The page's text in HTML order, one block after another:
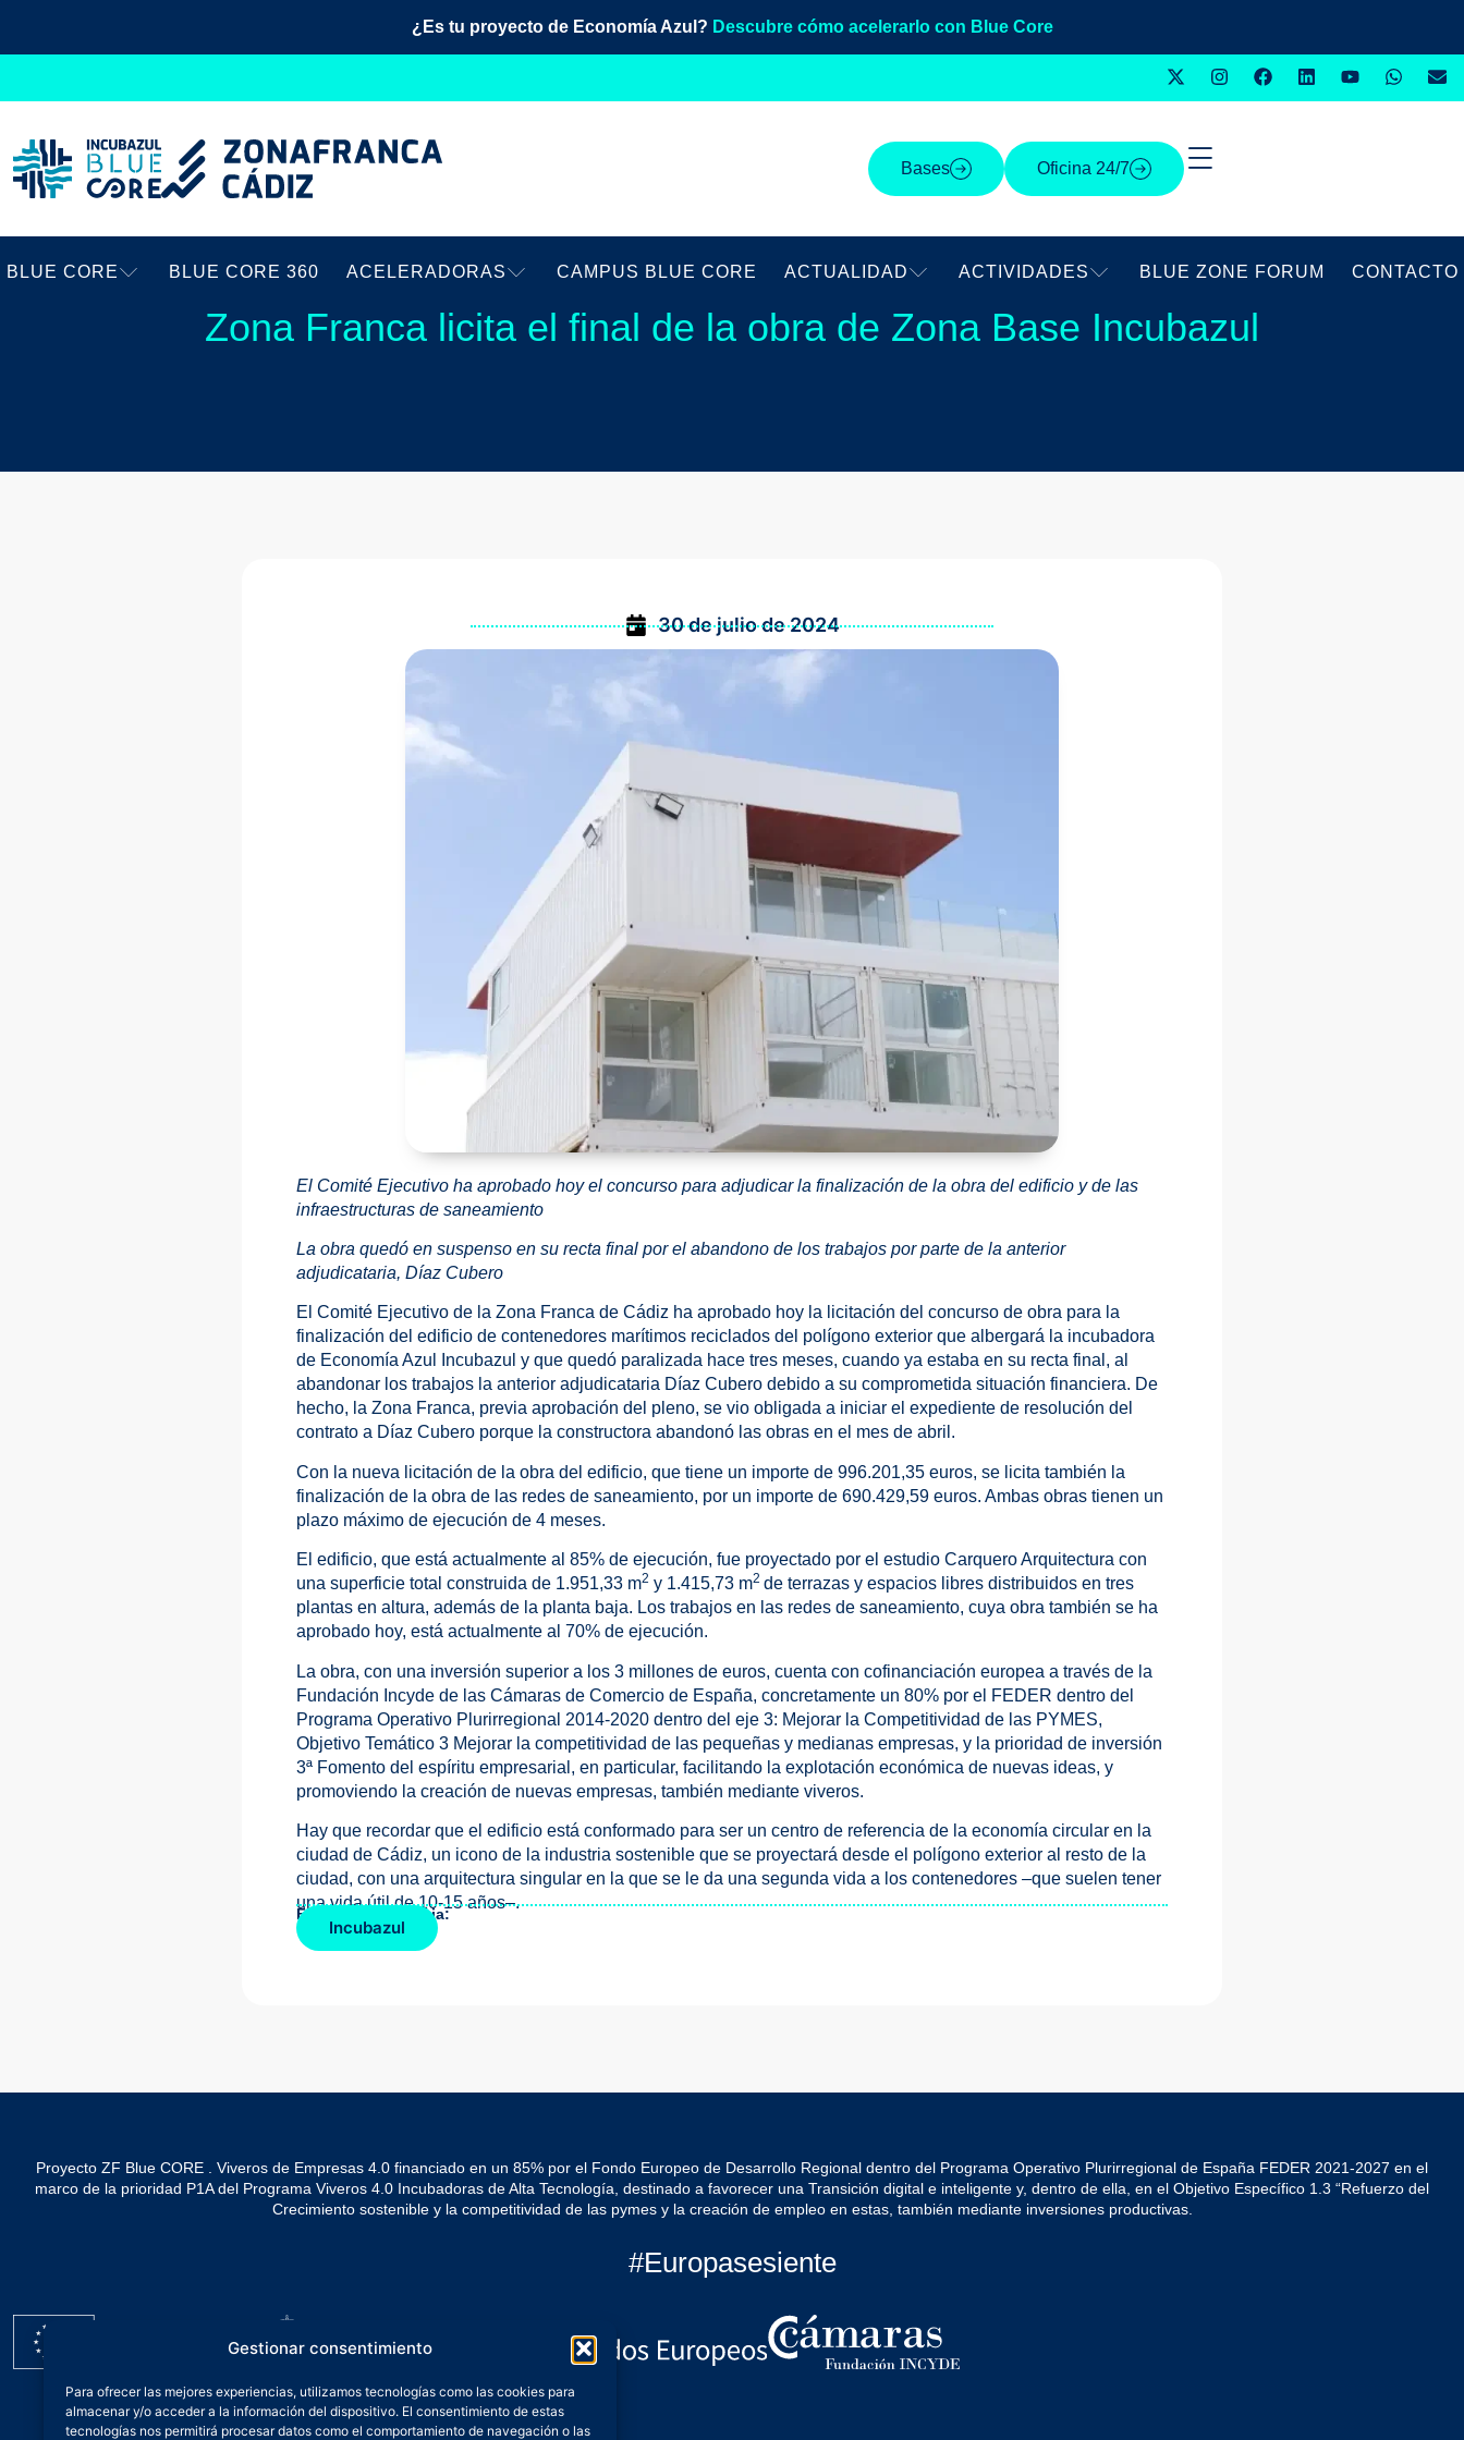
Gestionar consentimiento
Para ofrecer las mejores experiencias, utilizamos tecnologías como las cookies para
almacenar y/o acceder a la información del dispositivo. El consentimiento de estas
tecnologías nos permitirá procesar datos como el comportamiento de navegación o las
¿Es tu proyecto de Economía Azul? Descubre cómo acelerarlo con Blue Core
Bases Oficina 24/7
BLUE CORE BLUE CORE 360 ACELERADORAS CAMPUS BLUE CORE ACTUALIDAD ACTIVIDADES BLUE ZONE FORUM CONTACTO
Zona Franca licita el final de la obra de Zona Base Incubazul
30 de julio de 2024
El Comité Ejecutivo ha aprobado hoy el concurso para adjudicar la finalización de la obra del edificio y de las
infraestructuras de saneamiento
La obra quedó en suspenso en su recta final por el abandono de los trabajos por parte de la anterior
adjudicataria, Díaz Cubero
El Comité Ejecutivo de la Zona Franca de Cádiz ha aprobado hoy la licitación del concurso de obra para la
finalización del edificio de contenedores marítimos reciclados del polígono exterior que albergará la incubadora
de Economía Azul Incubazul y que quedó paralizada hace tres meses, cuando ya estaba en su recta final, al
abandonar los trabajos la anterior adjudicataria Díaz Cubero debido a su comprometida situación financiera. De
hecho, la Zona Franca, previa aprobación del pleno, se vio obligada a iniciar el expediente de resolución del
contrato a Díaz Cubero porque la constructora abandonó las obras en el mes de abril.
Con la nueva licitación de la obra del edificio, que tiene un importe de 996.201,35 euros, se licita también la
finalización de la obra de las redes de saneamiento, por un importe de 690.429,59 euros. Ambas obras tienen un
plazo máximo de ejecución de 4 meses.
El edificio, que está actualmente al 85% de ejecución, fue proyectado por el estudio Carquero Arquitectura con
una superficie total construida de 1.951,33 m2 y 1.415,73 m2 de terrazas y espacios libres distribuidos en tres
plantas en altura, además de la planta baja. Los trabajos en las redes de saneamiento, cuya obra también se ha
aprobado hoy, está actualmente al 70% de ejecución.
La obra, con una inversión superior a los 3 millones de euros, cuenta con cofinanciación europea a través de la
Fundación Incyde de las Cámaras de Comercio de España, concretamente un 80% por el FEDER dentro del
Programa Operativo Plurirregional 2014-2020 dentro del eje 3: Mejorar la Competitividad de las PYMES,
Objetivo Temático 3 Mejorar la competitividad de las pequeñas y medianas empresas, y la prioridad de inversión
3ª Fomento del espíritu empresarial, en particular, facilitando la explotación económica de nuevas ideas, y
promoviendo la creación de nuevas empresas, también mediante viveros.
Hay que recordar que el edificio está conformado para ser un centro de referencia de la economía circular en la
ciudad de Cádiz, un icono de la industria sostenible que se proyectará desde el polígono exterior al resto de la
ciudad, con una arquitectura singular en la que se le da una segunda vida a los contenedores –que suelen tener
una vida útil de 10-15 años–.
Fuente de la noticia:
Incubazul
Proyecto ZF Blue CORE . Viveros de Empresas 4.0 financiado en un 85% por el Fondo Europeo de Desarrollo Regional dentro del Programa Operativo Plurirregional de España FEDER 2021-2027 en el
marco de la prioridad P1A del Programa Viveros 4.0 Incubadoras de Alta Tecnología, destinado a favorecer una Transición digital e inteligente y, dentro de ella, en el Objetivo Específico 1.3 “Refuerzo del
Crecimiento sostenible y la competitividad de las pymes y la creación de empleo en estas, también mediante inversiones productivas.
#Europasesiente